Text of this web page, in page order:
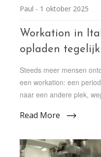
Paul - 1 oktober 2025
Workation in
opladen tegelijk
Steeds meer mensen
een workation: een
naar een andere plek,
Read More